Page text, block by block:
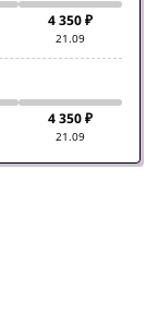
4 350 ₽
21.09
4 350 ₽
21.09